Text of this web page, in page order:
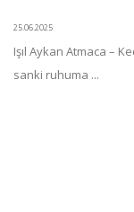
25.06.2025
Işıl Aykan Atmaca –
sanki ruhuma ...